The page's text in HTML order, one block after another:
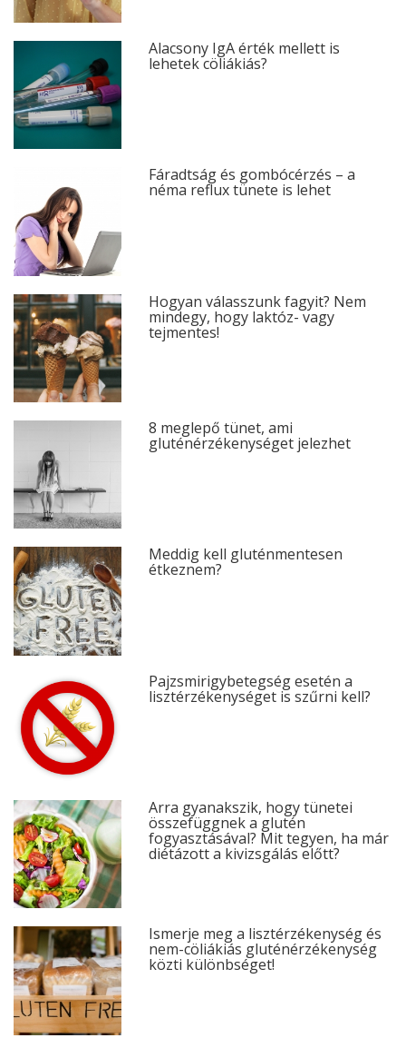
Alacsony IgA érték mellett is
lehetek cöliákiás?
Fáradtság és gombócérzés – a
néma reflux tünete is lehet
Hogyan válasszunk fagyit? Nem
mindegy, hogy laktóz- vagy
tejmentes!
8 meglepő tünet, ami
gluténérzékenységet jelezhet
Meddig kell gluténmentesen
étkeznem?
Pajzsmirigybetegség esetén a
lisztérzékenységet is szűrni kell?
Arra gyanakszik, hogy tünetei
összefüggnek a glutén
fogyasztásával? Mit tegyen, ha már
diétázott a kivizsgálás előtt?
Ismerje meg a lisztérzékenység és
nem-cöliákiás gluténérzékenység
közti különbséget!